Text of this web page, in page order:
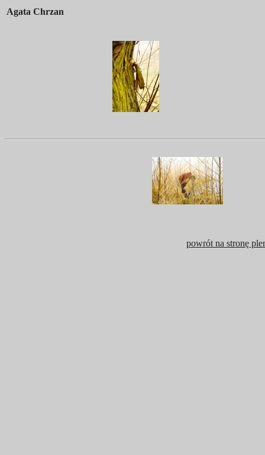
Agata Chrzan
powrót na stronę